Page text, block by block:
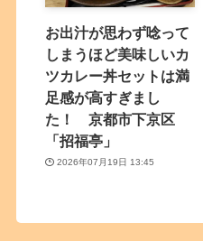
お出汁が思わず唸って
しまうほど美味しいカ
ツカレー丼セットは満
足感が高すぎまし
た！ 京都市下京区
「招福亭」
2026年07月19日 13:45